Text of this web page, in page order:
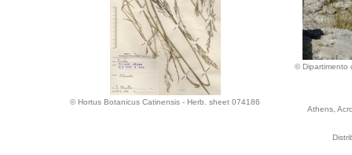
© Hortus Botanicus Catinensis - Herb. sheet 074186
© Dipartimento
Athens,